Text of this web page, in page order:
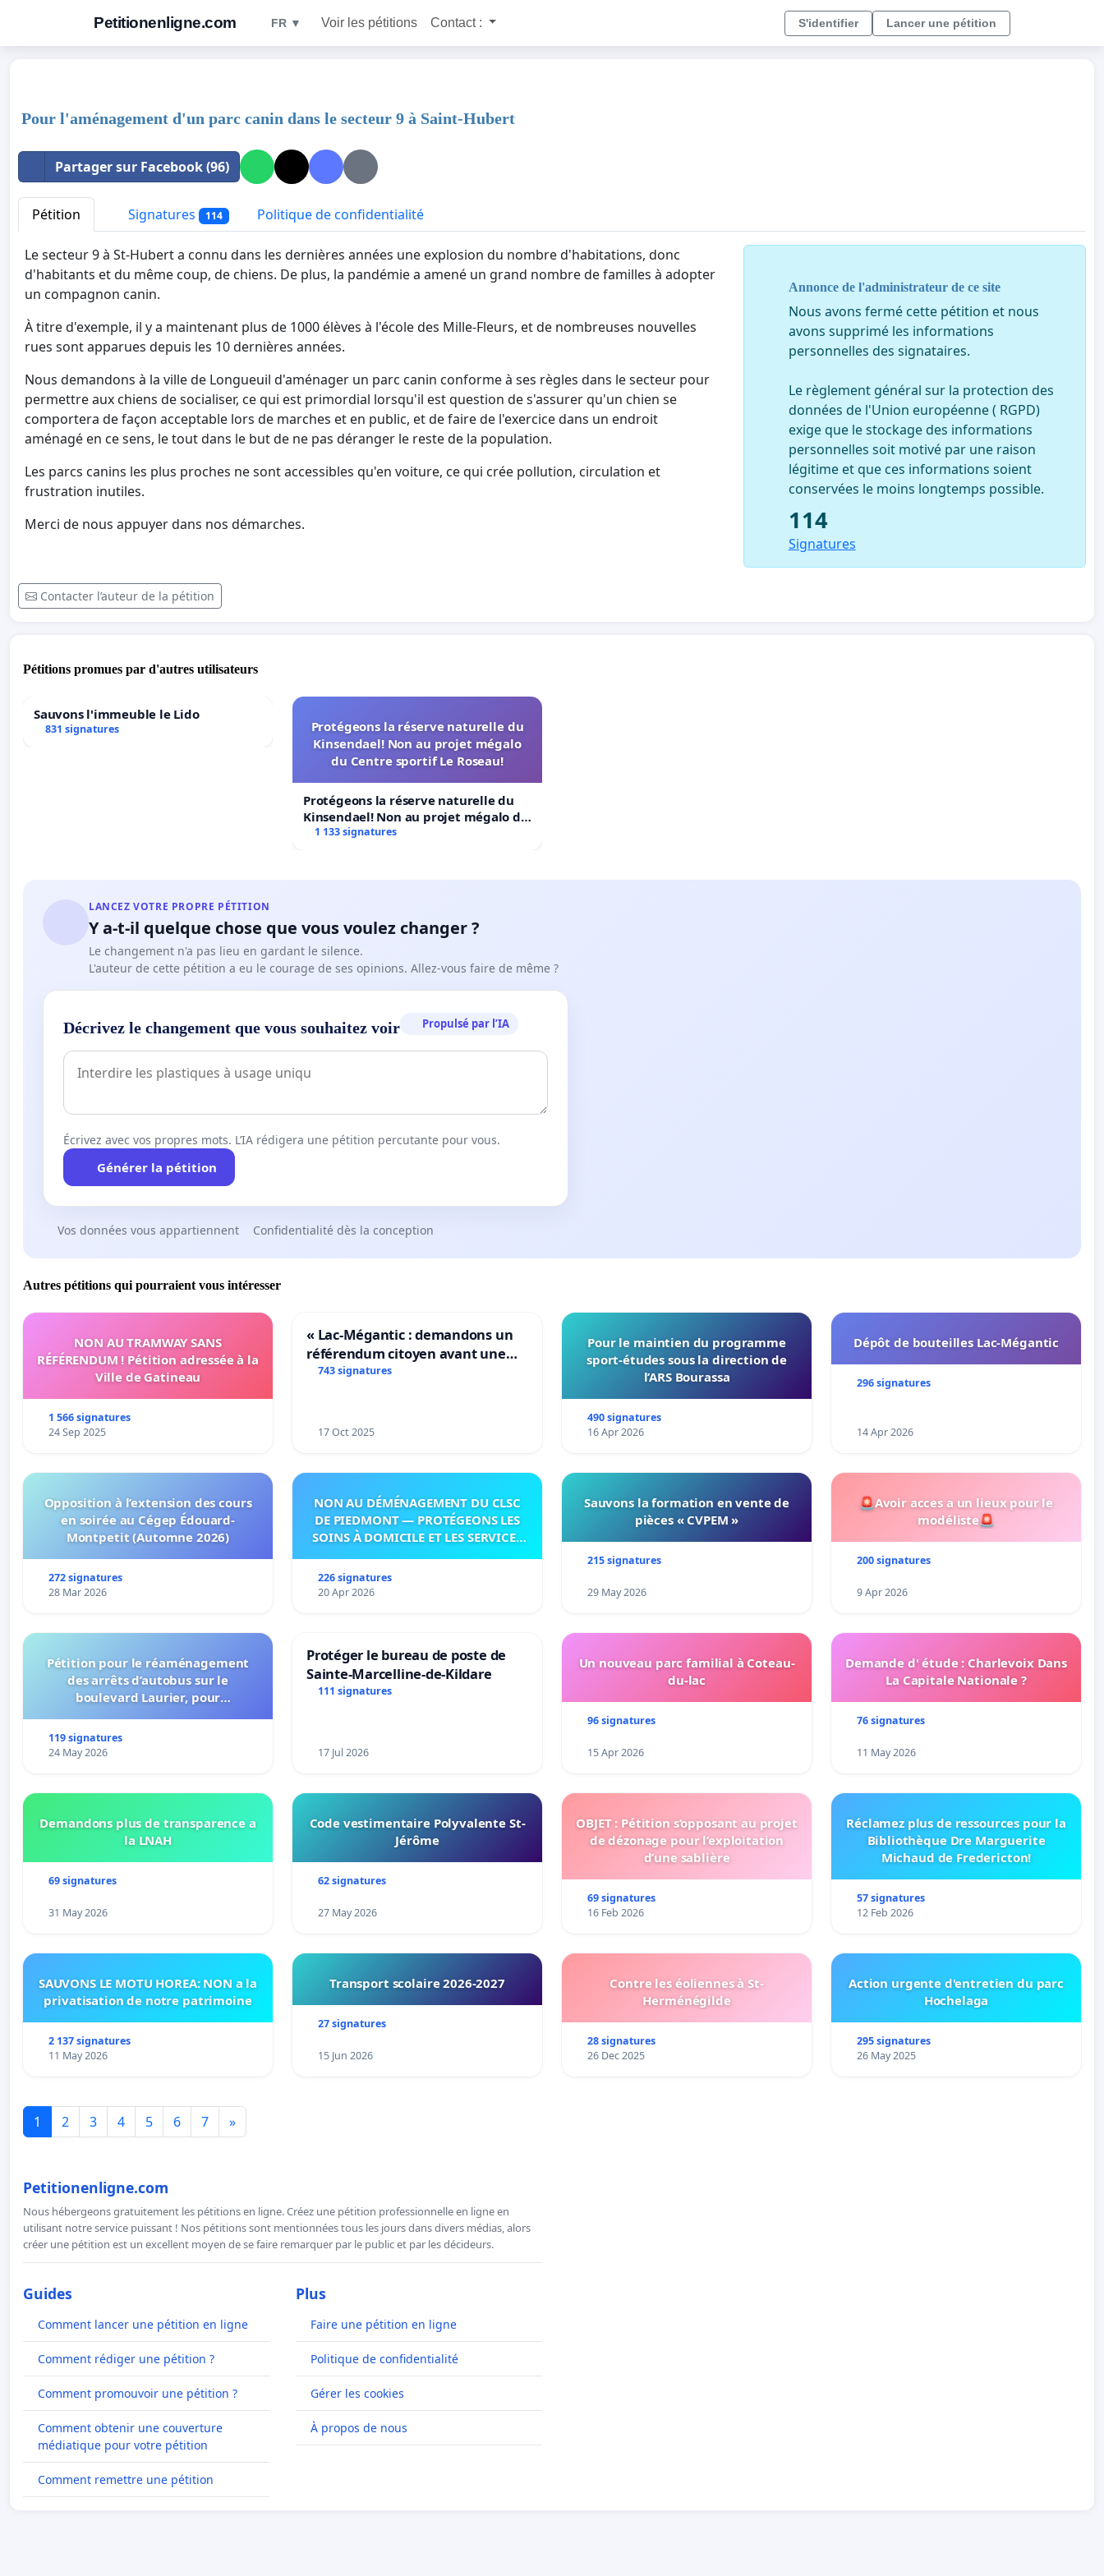
Petitionenligne.com FR ▼ Voir les pétitions Contact : S'identifier Lancer une pétition
Pour l'aménagement d'un parc canin dans le secteur 9 à Saint-Hubert
Partager sur Facebook (96)
Pétition Signatures 114 Politique de confidentialité
Le secteur 9 à St-Hubert a connu dans les dernières années une explosion du nombre d'habitations, donc
d'habitants et du même coup, de chiens. De plus, la pandémie a amené un grand nombre de familles à adopter
un compagnon canin.
À titre d'exemple, il y a maintenant plus de 1000 élèves à l'école des Mille-Fleurs, et de nombreuses nouvelles
rues sont apparues depuis les 10 dernières années.
Nous demandons à la ville de Longueuil d'aménager un parc canin conforme à ses règles dans le secteur pour
permettre aux chiens de socialiser, ce qui est primordial lorsqu'il est question de s'assurer qu'un chien se
comportera de façon acceptable lors de marches et en public, et de faire de l'exercice dans un endroit
aménagé en ce sens, le tout dans le but de ne pas déranger le reste de la population.
Les parcs canins les plus proches ne sont accessibles qu'en voiture, ce qui crée pollution, circulation et
frustration inutiles.
Merci de nous appuyer dans nos démarches.
Contacter l’auteur de la pétition
Annonce de l'administrateur de ce site
Nous avons fermé cette pétition et nous
avons supprimé les informations
personnelles des signataires.
Le règlement général sur la protection des
données de l'Union européenne ( RGPD)
exige que le stockage des informations
personnelles soit motivé par une raison
légitime et que ces informations soient
conservées le moins longtemps possible.
114
Signatures
Pétitions promues par d'autres utilisateurs
Sauvons l'immeuble le Lido
831 signatures
Protégeons la réserve naturelle du
Kinsendael! Non au projet mégalo
du Centre sportif Le Roseau!
Protégeons la réserve naturelle du
Kinsendael! Non au projet mégalo du
Centre sportif Le Roseau!
1 133 signatures
LANCEZ VOTRE PROPRE PÉTITION
Y a-t-il quelque chose que vous voulez changer ?
Le changement n'a pas lieu en gardant le silence.
L'auteur de cette pétition a eu le courage de ses opinions. Allez-vous faire de même ?
Décrivez le changement que vous souhaitez voir Propulsé par l’IA
Écrivez avec vos propres mots. L’IA rédigera une pétition percutante pour vous.
Générer la pétition
Vos données vous appartiennent Confidentialité dès la conception
Autres pétitions qui pourraient vous intéresser
NON AU TRAMWAY SANS
RÉFÉRENDUM ! Pétition adressée à la
Ville de Gatineau
1 566 signatures
24 Sep 2025
« Lac-Mégantic : demandons un
référendum citoyen avant une
transformation irréversible de
743 signatures
17 Oct 2025
Pour le maintien du programme
sport-études sous la direction de
l’ARS Bourassa
490 signatures
16 Apr 2026
Dépôt de bouteilles Lac-Mégantic
296 signatures
14 Apr 2026
Opposition à l’extension des cours
en soirée au Cégep Édouard-
Montpetit (Automne 2026)
272 signatures
28 Mar 2026
NON AU DÉMÉNAGEMENT DU CLSC
DE PIEDMONT — PROTÉGEONS LES
SOINS À DOMICILE ET LES SERVICES
226 signatures
20 Apr 2026
Sauvons la formation en vente de
pièces « CVPEM »
215 signatures
29 May 2026
🚨Avoir acces a un lieux pour le
modéliste🚨
200 signatures
9 Apr 2026
Pétition pour le réaménagement
des arrêts d’autobus sur le
boulevard Laurier, pour
connexion 805-802 à établir
119 signatures
24 May 2026
Protéger le bureau de poste de
Sainte-Marcelline-de-Kildare
111 signatures
17 Jul 2026
Un nouveau parc familial à Coteau-
du-lac
96 signatures
15 Apr 2026
Demande d' étude : Charlevoix Dans
La Capitale Nationale ?
76 signatures
11 May 2026
Demandons plus de transparence a
la LNAH
69 signatures
31 May 2026
Code vestimentaire Polyvalente St-
Jérôme
62 signatures
27 May 2026
OBJET : Pétition s’opposant au projet
de dézonage pour l’exploitation
d’une sablière
69 signatures
16 Feb 2026
Réclamez plus de ressources pour la
Bibliothèque Dre Marguerite
Michaud de Fredericton!
57 signatures
12 Feb 2026
SAUVONS LE MOTU HOREA: NON a la
privatisation de notre patrimoine
2 137 signatures
11 May 2026
Transport scolaire 2026-2027
27 signatures
15 Jun 2026
Contre les éoliennes à St-
Herménégilde
28 signatures
26 Dec 2025
Action urgente d'entretien du parc
Hochelaga
295 signatures
26 May 2025
1 2 3 4 5 6 7 »
Petitionenligne.com
Nous hébergeons gratuitement les pétitions en ligne. Créez une pétition professionnelle en ligne en
utilisant notre service puissant ! Nos pétitions sont mentionnées tous les jours dans divers médias, alors
créer une pétition est un excellent moyen de se faire remarquer par le public et par les décideurs.
Guides
Comment lancer une pétition en ligne
Comment rédiger une pétition ?
Comment promouvoir une pétition ?
Comment obtenir une couverture
médiatique pour votre pétition
Comment remettre une pétition
Plus
Faire une pétition en ligne
Politique de confidentialité
Gérer les cookies
À propos de nous